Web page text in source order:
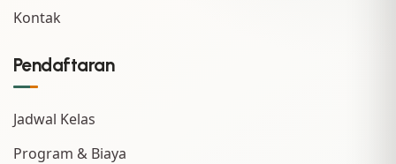
Kontak
Pendaftaran
Jadwal Kelas
Program & Biaya